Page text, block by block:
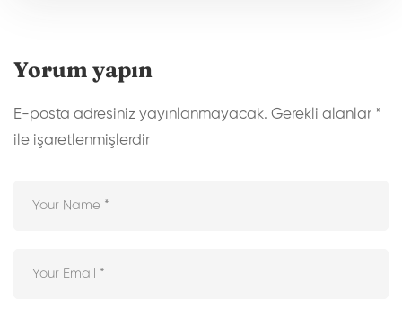
Yorum yapın
E-posta adresiniz yayınlanmayacak. Gerekli alanlar *
ile işaretlenmişlerdir